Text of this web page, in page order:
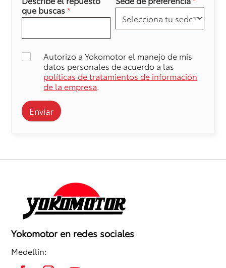
que buscas*
Autorizo a Yokomotor el manejo de mis
datos personales de acuerdo a las
políticas de tratamientos de información
de la empresa.
Enviar
Yokomotor en redes sociales
Medellín: